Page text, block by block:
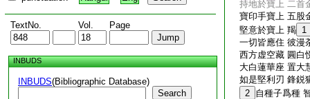
TextNo. Vol. Page
INBUDS
INBUDS(Bibliographic Database)
Search
持地於寶上 二首
寶印手寶上 五股
堅意於寶上 羯 1
一切皆應住 彼漫
西方虚空藏 圓白
大白蓮華座 置大
如是堅利刃 鋒鋭
2 自種子爲種